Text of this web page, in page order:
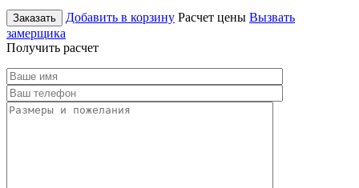
Заказать Добавить в корзину Расчет цены Вызвать
замерщика
Получить расчет